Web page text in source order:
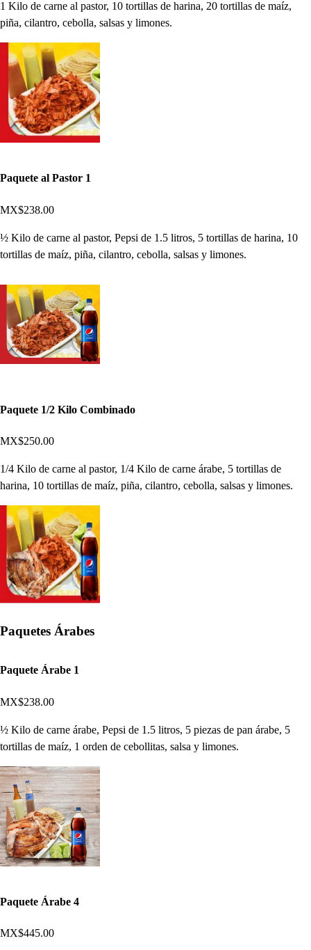
1 Kilo de carne al pastor, 10 tortillas de harina, 20 tortillas de maíz,
piña, cilantro, cebolla, salsas y limones.
Paquete al Pastor 1
MX$238.00
½ Kilo de carne al pastor, Pepsi de 1.5 litros, 5 tortillas de harina, 10
tortillas de maíz, piña, cilantro, cebolla, salsas y limones.
Paquete 1/2 Kilo Combinado
MX$250.00
1/4 Kilo de carne al pastor, 1/4 Kilo de carne árabe, 5 tortillas de
harina, 10 tortillas de maíz, piña, cilantro, cebolla, salsas y limones.
Paquetes Árabes
Paquete Árabe 1
MX$238.00
½ Kilo de carne árabe, Pepsi de 1.5 litros, 5 piezas de pan árabe, 5
tortillas de maíz, 1 orden de cebollitas, salsa y limones.
Paquete Árabe 4
MX$445.00